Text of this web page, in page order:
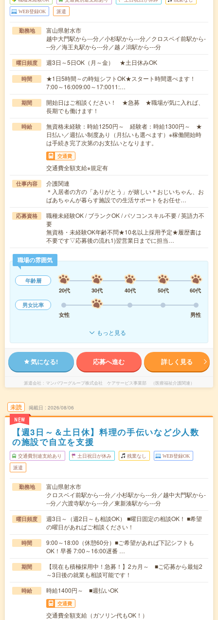
WEB登録OK 派遣
勤務地
富山県射水市
越中大門駅から---分／小杉駅から---分／クロスベイ前駅から-
--分／海王丸駅から---分／越ノ潟駅から---分
曜日頻度 週3日～5日OK（月～金） ★土日休みOK
時間
★1日5時間～の時短シフトOK★スタート時間選べます！
7:00～16:009:00～17:0011:…
期間
開始日はご相談ください！ ★急募 ★職場が気に入れば、
長期でも働けます！
時給
無資格未経験：時給1250円～ 経験者：時給1300円～ ★
日払い／週払い制度あり（月払いも選べます）※稼働開始時
は手続き完了次第のお支払いとなります。
交通費
交通費全額支給※規定有
仕事内容
介護関連
＊入居者の方の「ありがとう」が嬉しい＊おじいちゃん、お
ばあちゃんが暮らす施設での生活サポートをお任せ…
応募資格
職種未経験OK / ブランクOK / パソコンスキル不要 / 英語力不
要
無資格・未経験OK年齢不問★10名以上採用予定★履歴書は
不要です▽応募後の流れ1)翌営業日までに担当…
職場の雰囲気
年齢層
20代
30代 40代 50代
60代
男女比率
女性
男性
もっと見る
気になる! 応募へ進む 詳しく見る
派遣会社 マンパワーグループ株式会社 ケアサービス事業部 （医療福祉介護関連）
未読
NEW
掲載日 2026/08/06
【週3日～＆土日休】料理の手伝いなど少人数
の施設で自立を支援
交通費別途支給あり 土日祝日が休み 残業なし WEB登録OK
派遣
勤務地
富山県射水市
クロスベイ前駅から---分／小杉駅から---分／越中大門駅から-
--分／六渡寺駅から---分／東新湊駅から---分
曜日頻度
週3日～（週2日～も相談OK） ■曜日固定の相談OK！ ■希望
の曜日があればご相談ください！
時間
9:00～18:00（休憩60分）■ご希望があれば下記シフトも
OK！早番 7:00～16:00遅番 …
期間
【現在も積極採用中！急募！】2カ月～ ■ご応募から最短2
～3日後の就業も相談可能です！
時給 時給1400円～ ■週払いOK
交通費
交通費全額支給（ガソリン代もOK！）